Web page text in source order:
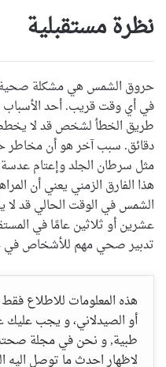
نظرة مستقبلية
حروق الشمس هي مشكلة صحية
في أي وقت قريب. أحد
طريق الخطأ لشخص قد لا
دقائق. سبب آخر هو أن مخاطر
مثل سرطان الجلد وإعتام
هذا الفارق الزمني يعني أن
الشمس في الوقت الحالي قد لا
عشرين أو ثلاثين عامًا في
تدبير صحي مهم للأشخاص في
هذه المعلومات للاطلاع
أو الصيدلاني، و يجب عليك
طبية, و نحن في مجلة صحتنا
لاظهار احدث ما توصل اليه